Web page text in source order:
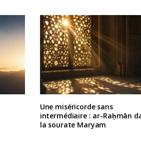
Une miséricorde sans
intermédiaire : ar-Raḥmān
la sourate Maryam